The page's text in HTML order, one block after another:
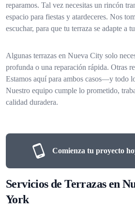
reparamos. Tal vez necesitas un rincón
espacio para fiestas y atardeceres. Nos
escuchar, para que tu terraza se adapte a
Algunas terrazas en Nueva City solo
profunda o una reparación rápida. Otras
Estamos aquí para ambos casos—y todo
Nuestro equipo cumple lo prometido,
calidad duradera.
Comienza tu proyecto
Servicios de Terrazas en
York